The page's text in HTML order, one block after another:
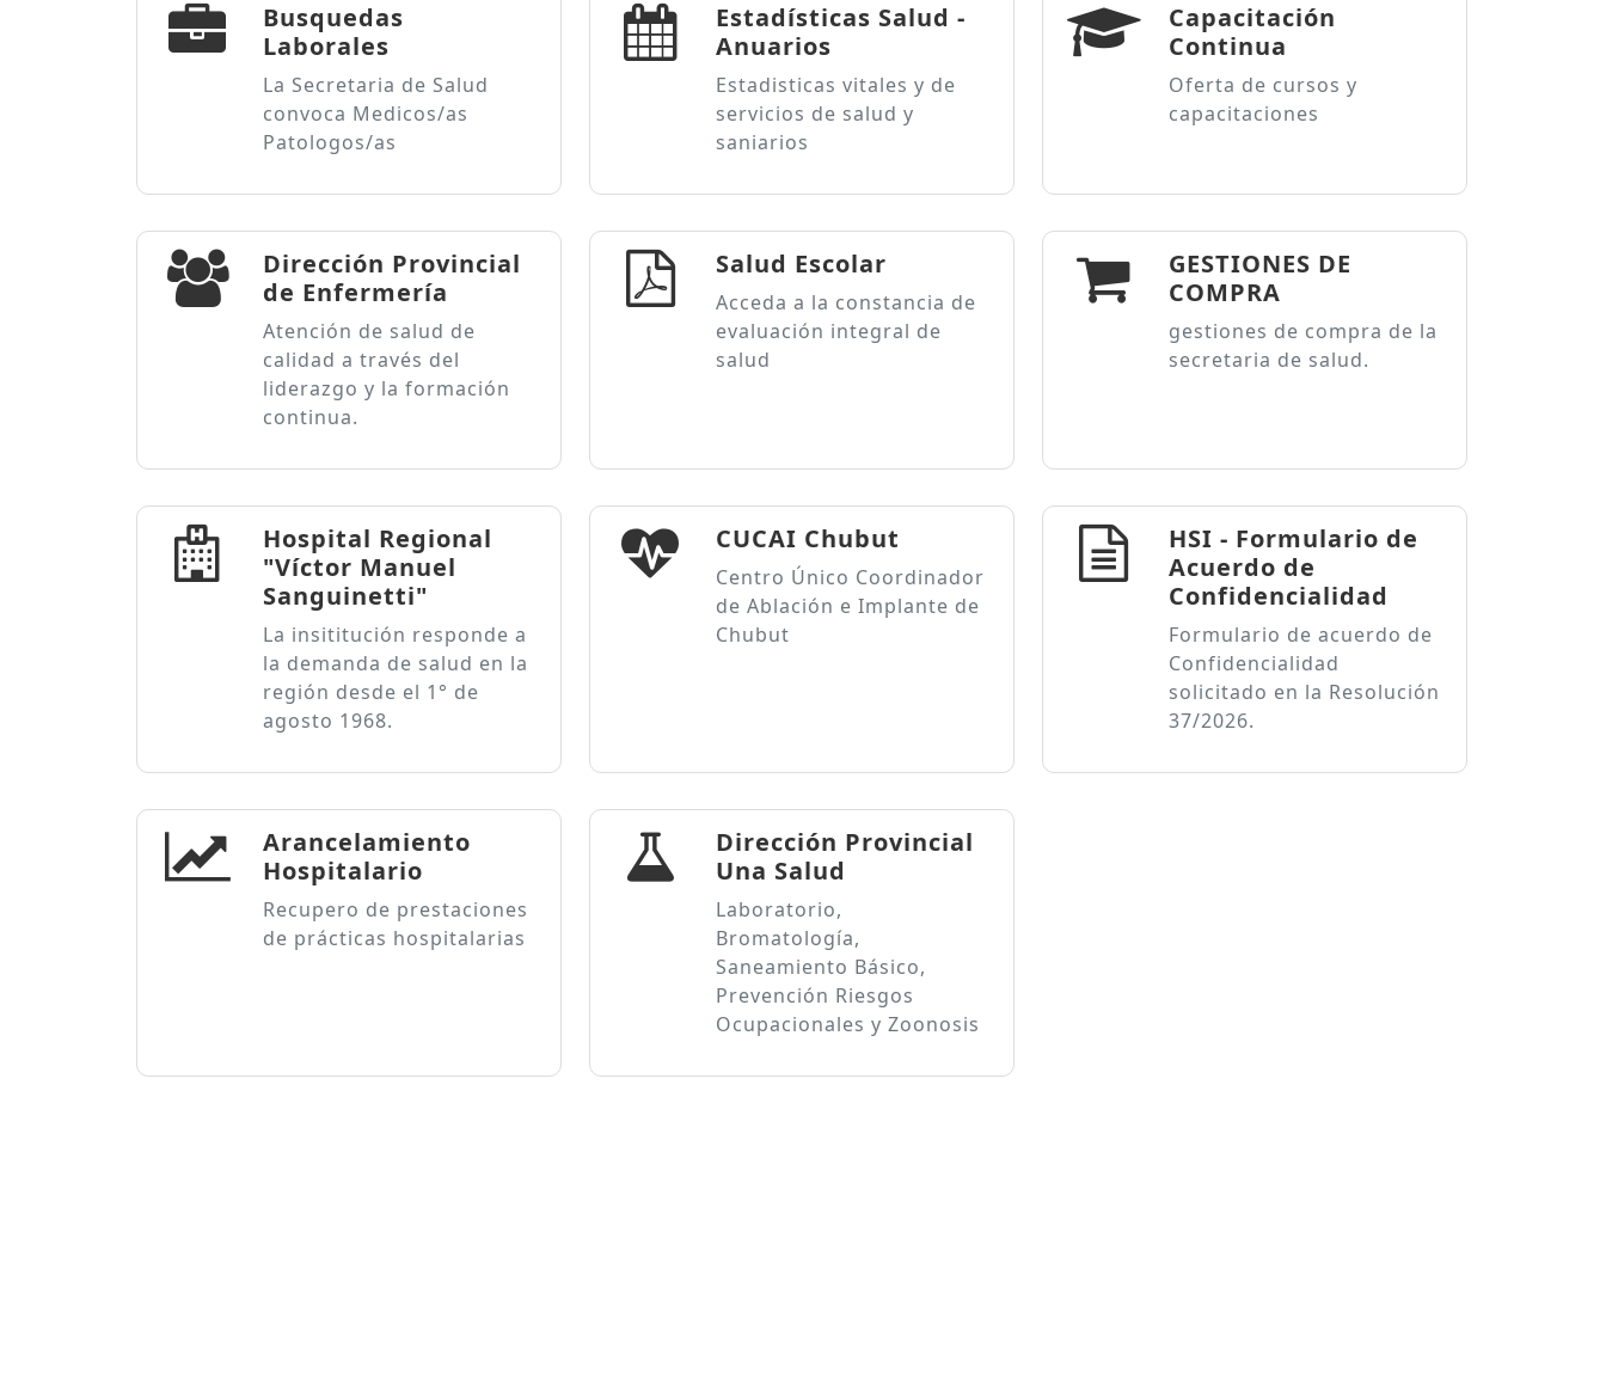
Busquedas
Laborales
La Secretaria de Salud
convoca Medicos/as
Patologos/as
Estadísticas Salud -
Anuarios
Estadisticas vitales y de
servicios de salud y
saniarios
Capacitación
Continua
Oferta de cursos y
capacitaciones
Dirección Provincial
de Enfermería
Atención de salud de
calidad a través del
liderazgo y la formación
continua.
Salud Escolar
Acceda a la constancia de
evaluación integral de
salud
GESTIONES DE
COMPRA
gestiones de compra de la
secretaria de salud.
Hospital Regional
"Víctor Manuel
Sanguinetti"
La insititución responde a
la demanda de salud en la
región desde el 1° de
agosto 1968.
CUCAI Chubut
Centro Único Coordinador
de Ablación e Implante de
Chubut
HSI - Formulario de
Acuerdo de
Confidencialidad
Formulario de acuerdo de
Confidencialidad
solicitado en la Resolución
37/2026.
Arancelamiento
Hospitalario
Recupero de prestaciones
de prácticas hospitalarias
Dirección Provincial
Una Salud
Laboratorio,
Bromatología,
Saneamiento Básico,
Prevención Riesgos
Ocupacionales y Zoonosis